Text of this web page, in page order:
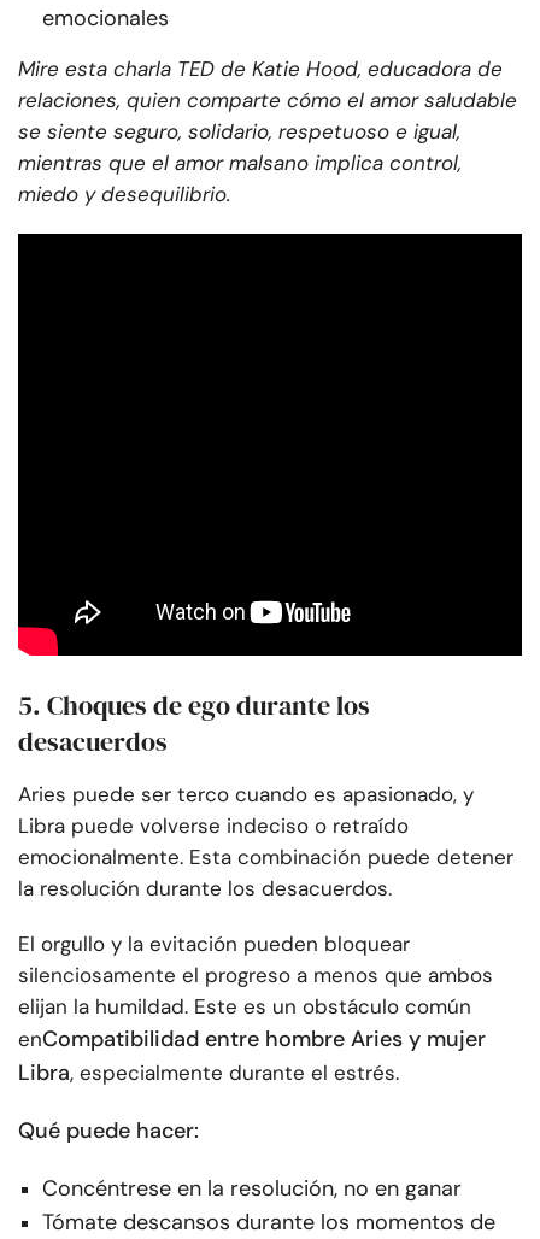
emocionales
Mire esta charla TED de Katie Hood, educadora de
relaciones, quien comparte cómo el amor saludable
se siente seguro, solidario, respetuoso e igual,
mientras que el amor malsano implica control,
miedo y desequilibrio.
5. Choques de ego durante los
desacuerdos
Aries puede ser terco cuando es apasionado, y
Libra puede volverse indeciso o retraído
emocionalmente. Esta combinación puede detener
la resolución durante los desacuerdos.
El orgullo y la evitación pueden bloquear
silenciosamente el progreso a menos que ambos
elijan la humildad. Este es un obstáculo común
enCompatibilidad entre hombre Aries y mujer
Libra, especialmente durante el estrés.
Qué puede hacer:
Concéntrese en la resolución, no en ganar
Tómate descansos durante los momentos de